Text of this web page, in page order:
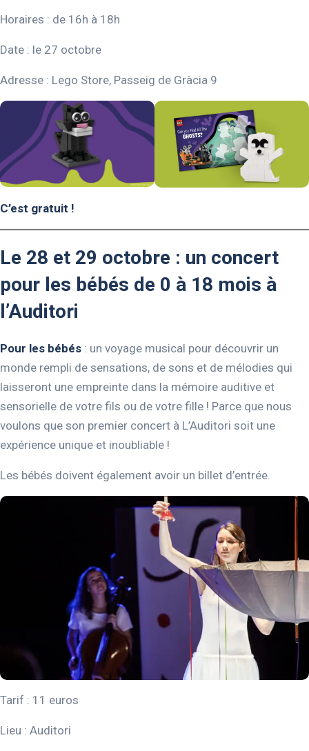
Horaires : de 16h à 18h
Date : le 27 octobre
Adresse : Lego Store, Passeig de Gràcia 9
C’est gratuit !
Le 28 et 29 octobre : un concert
pour les bébés de 0 à 18 mois à
l’Auditori
Pour les bébés : un voyage musical pour découvrir un
monde rempli de sensations, de sons et de mélodies qui
laisseront une empreinte dans la mémoire auditive et
sensorielle de votre fils ou de votre fille ! Parce que nous
voulons que son premier concert à L’Auditori soit une
expérience unique et inoubliable !
Les bébés doivent également avoir un billet d’entrée.
Tarif : 11 euros
Lieu : Auditori